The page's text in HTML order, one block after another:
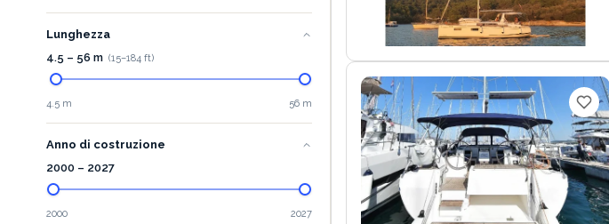
Lunghezza
4.5 – 56 m (15–184 ft)
4.5 m 56 m
Anno di costruzione
2000 – 2027
2000 2027